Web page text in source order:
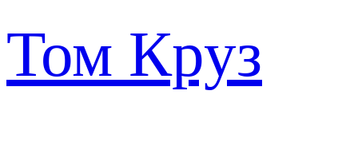
Том Круз